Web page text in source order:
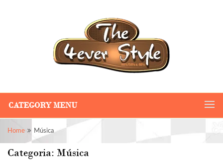
CATEGORY MENU
Home Música
Categoria: Música